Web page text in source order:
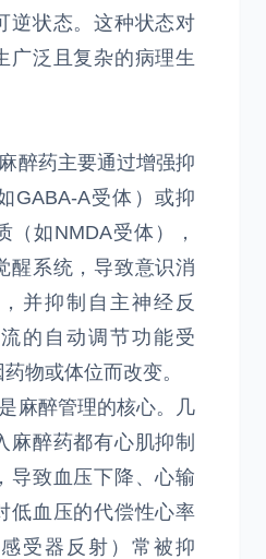
逆状态。这种状态对
广泛且复杂的病理生
醉药主要通过增强抑
GABA-A受体）或抑
（如NMDA受体），
醒系统，导致意识消
并抑制自主神经反
的自动调节功能受
物或体位而改变。
麻醉管理的核心。几
麻醉药都有心肌抑制
导致血压下降、心输
低血压的代偿性心率
受器反射）常被抑